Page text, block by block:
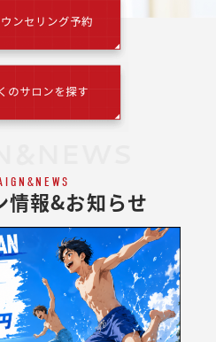
情報&お知らせ